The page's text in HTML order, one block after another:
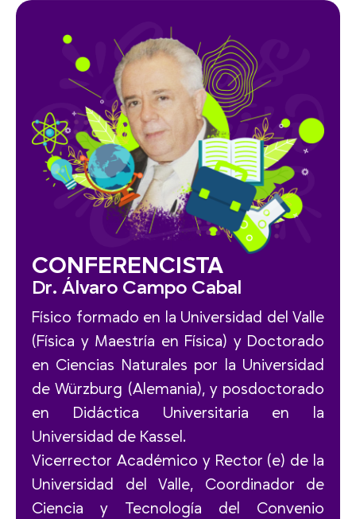
CONFERENCISTA
Dr. Álvaro Campo Cabal
Físico formado en la Universidad del Valle
(Física y Maestría en Física) y Doctorado
en Ciencias Naturales por la Universidad
de Würzburg (Alemania), y posdoctorado
en Didáctica Universitaria en la
Universidad de Kassel.
Vicerrector Académico y Rector (e) de la
Universidad del Valle, Coordinador de
Ciencia y Tecnología del Convenio